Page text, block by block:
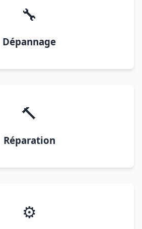
🔧
Dépannage
🔨
Réparation
⚙️